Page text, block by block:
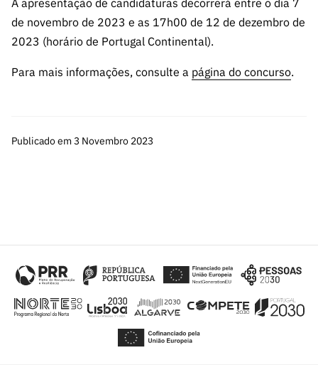
de novembro de 2023 e as 17h00 de 12 de dezembro de
2023 (horário de Portugal Continental).
Para mais informações, consulte a página do concurso.
Publicado em 3 Novembro 2023